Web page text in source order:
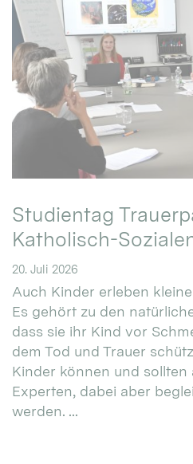
Studientag
Katholisch-
20. Juli 2026
Auch Kinder erleben
Es gehört zu den
dass sie ihr Kind vor
dem Tod und Trauer
Kinder können und sollten
Experten, dabei aber
werden. ...